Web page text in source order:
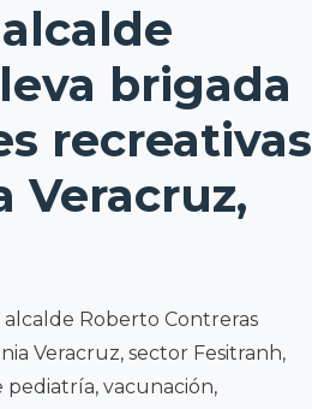
brigada
recreativas
Veracruz,
Roberto Contreras
Veracruz, sector Fesitranh,
pediatría, vacunación,